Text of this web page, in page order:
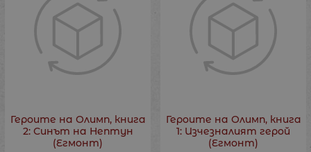
Героите на Олимп, книга
2: Синът на Нептун
(Егмонт)
Героите на Олимп, книга
1: Изчезналият герой
(Егмонт)